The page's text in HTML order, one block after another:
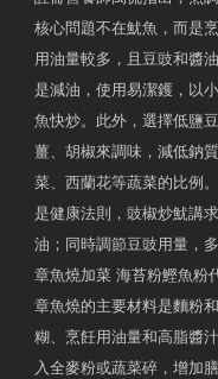
核心問題不在魷魚，而是
用油量較多，且豆豉和醬
是減油，使用易潔鑊，以
魚快炒。此外，選擇低鹽
薑、胡椒來調味，減低鈉
菜、西蘭花等蔬菜的比例
是健康法則，豉椒炒魷講
油；同時調節豆豉用量，
章魚燒加菜 海苔粉鰹魚粉
章魚燒的主要材料是麵粉
糊、烹飪用油量和高脂醬
入全麥粉或蔬菜碎，增加